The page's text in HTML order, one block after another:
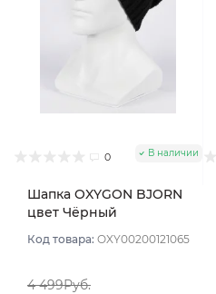
0 В наличии
Шапка OXYGON BJORN
цвет Чёрный
Код товара: OXY00200121065
4 499Руб.